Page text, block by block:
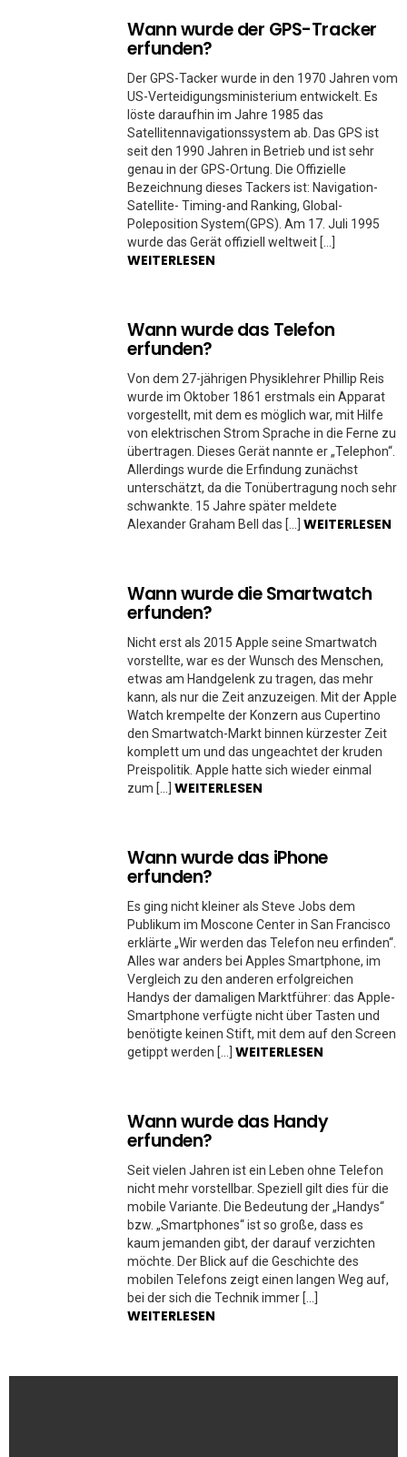
Wann wurde der GPS-Tracker
erfunden?
Der GPS-Tacker wurde in den 1970 Jahren vom
US-Verteidigungsministerium entwickelt. Es
löste daraufhin im Jahre 1985 das
Satellitennavigationssystem ab. Das GPS ist
seit den 1990 Jahren in Betrieb und ist sehr
genau in der GPS-Ortung. Die Offizielle
Bezeichnung dieses Tackers ist: Navigation-
Satellite- Timing-and Ranking, Global-
Poleposition System(GPS). Am 17. Juli 1995
wurde das Gerät offiziell weltweit […]
WEITERLESEN
Wann wurde das Telefon
erfunden?
Von dem 27-jährigen Physiklehrer Phillip Reis
wurde im Oktober 1861 erstmals ein Apparat
vorgestellt, mit dem es möglich war, mit Hilfe
von elektrischen Strom Sprache in die Ferne zu
übertragen. Dieses Gerät nannte er „Telephon“.
Allerdings wurde die Erfindung zunächst
unterschätzt, da die Tonübertragung noch sehr
schwankte. 15 Jahre später meldete
Alexander Graham Bell das […] WEITERLESEN
Wann wurde die Smartwatch
erfunden?
Nicht erst als 2015 Apple seine Smartwatch
vorstellte, war es der Wunsch des Menschen,
etwas am Handgelenk zu tragen, das mehr
kann, als nur die Zeit anzuzeigen. Mit der Apple
Watch krempelte der Konzern aus Cupertino
den Smartwatch-Markt binnen kürzester Zeit
komplett um und das ungeachtet der kruden
Preispolitik. Apple hatte sich wieder einmal
zum […] WEITERLESEN
Wann wurde das iPhone
erfunden?
Es ging nicht kleiner als Steve Jobs dem
Publikum im Moscone Center in San Francisco
erklärte „Wir werden das Telefon neu erfinden“.
Alles war anders bei Apples Smartphone, im
Vergleich zu den anderen erfolgreichen
Handys der damaligen Marktführer: das Apple-
Smartphone verfügte nicht über Tasten und
benötigte keinen Stift, mit dem auf den Screen
getippt werden […] WEITERLESEN
Wann wurde das Handy
erfunden?
Seit vielen Jahren ist ein Leben ohne Telefon
nicht mehr vorstellbar. Speziell gilt dies für die
mobile Variante. Die Bedeutung der „Handys“
bzw. „Smartphones“ ist so große, dass es
kaum jemanden gibt, der darauf verzichten
möchte. Der Blick auf die Geschichte des
mobilen Telefons zeigt einen langen Weg auf,
bei der sich die Technik immer […]
WEITERLESEN